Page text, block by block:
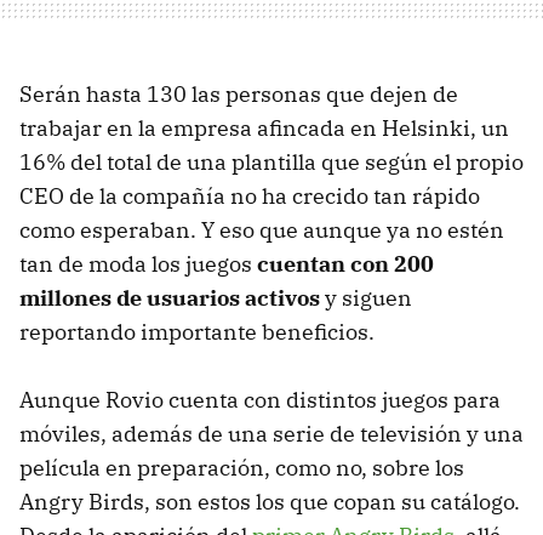
Serán hasta 130 las personas que dejen de
trabajar en la empresa afincada en Helsinki, un
16% del total de una plantilla que según el propio
CEO de la compañía no ha crecido tan rápido
como esperaban. Y eso que aunque ya no estén
tan de moda los juegos cuentan con 200
millones de usuarios activosy siguen
reportando importante beneficios.
Aunque Rovio cuenta con distintos juegos para
móviles, además de una serie de televisión y una
película en preparación, como no, sobre los
Angry Birds, son estos los que copan su catálogo.